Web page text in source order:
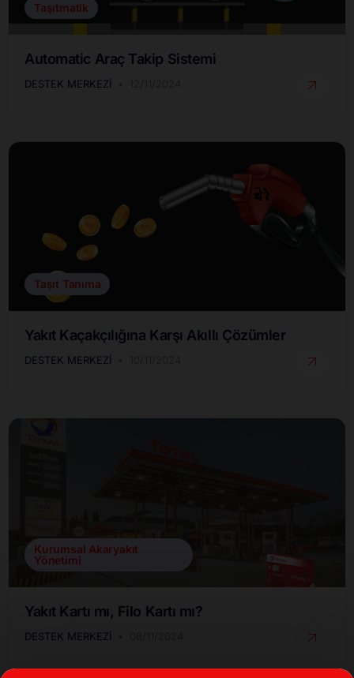
Taşıtmatik
Automatic Araç Takip Sistemi
DESTEK MERKEZI
Taşıt Tanıma
Yakıt Kaçakçılığına Karşı Akıllı Çözümler
DESTEK MERKEZI
Kurumsal Akaryakıt
Yönetimi
Yakıt Kartı mı, Filo Kartı mı?
DESTEK MERKEZI